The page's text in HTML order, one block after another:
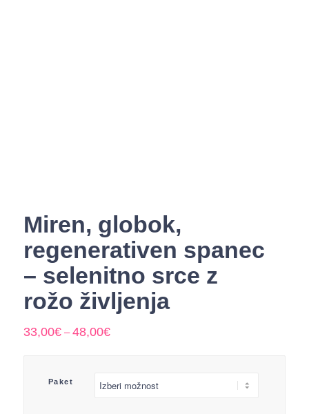
Miren, globok,
regenerativen spanec
– selenitno srce z
rožo življenja
33,00€–48,00€
Paket